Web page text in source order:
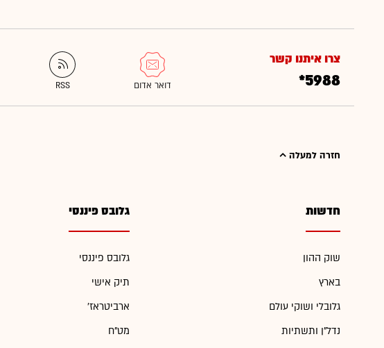
צרו איתנו קשר
*5988
חזרה למעלה
חדשות
שוק ההון
בארץ
גלובלי ושוקי עולם
נדל"ן ותשתיות
גלובס פיננסי
גלובס פיננסי
תיק אישי
'ארביטראז
מט"ח